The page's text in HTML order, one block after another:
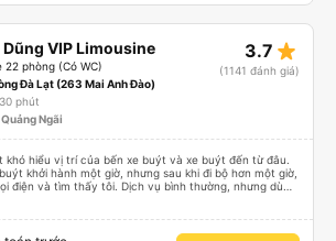
tức rằng họ sẽ yêu cầu nhân viên dọn phòng của họ.
và sắp xếp một nhà trọ gần đó để chúng tôi trả lại
thể đến đón bất cứ lúc nào thuận tiện. Nhìn chung
với họ.
VIP Limousine
22 phòng (Có WC)
3.7 star_rate
(1141 đánh giá)
Đà Lạt (263 Mai Anh Đào)
phút
Ngãi
khó hiểu vị trí của bến xe buýt và xe buýt đến từ đâu.
khởi hành một giờ, nhưng sau khi đi bộ hơn một giờ,
điện và tìm thấy tôi. Dịch vụ bình thường, nhưng dù
ở khách sạn vì tôi rất thoải mái. Sẽ tuyệt hơn nếu